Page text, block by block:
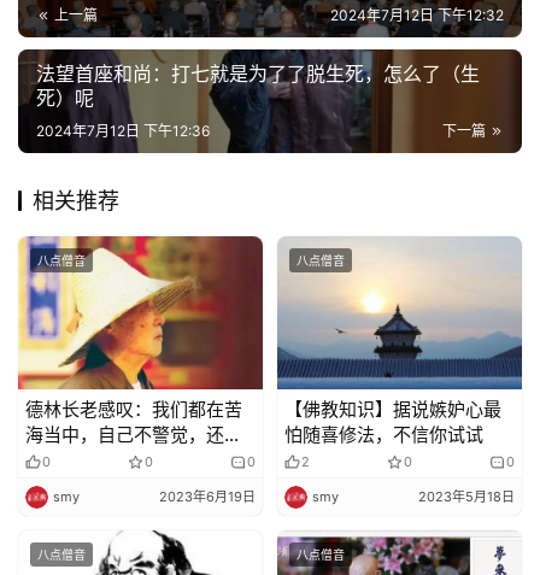
频
纪
教
艺
术
政
策
法
规
免
声
开班式在杭州灵隐寺举行
上一篇 2024年7月12日 下午12:32
法望首座和尚：打七就是为了了脱生死，怎么了（生
死）呢
下一篇
2024年7月12日 下午12:36
相关推荐
八点僧音
德林长老感叹：我们都在苦
海当中，自己不警觉，还要
起惑造业…
0 0 0
smy 2023年6月19日
八点僧音
【佛教知识】据说嫉妒心最
怕随喜修法，不信你试试
2 0 0
smy 2023年5月18日
八点僧音 八点僧音